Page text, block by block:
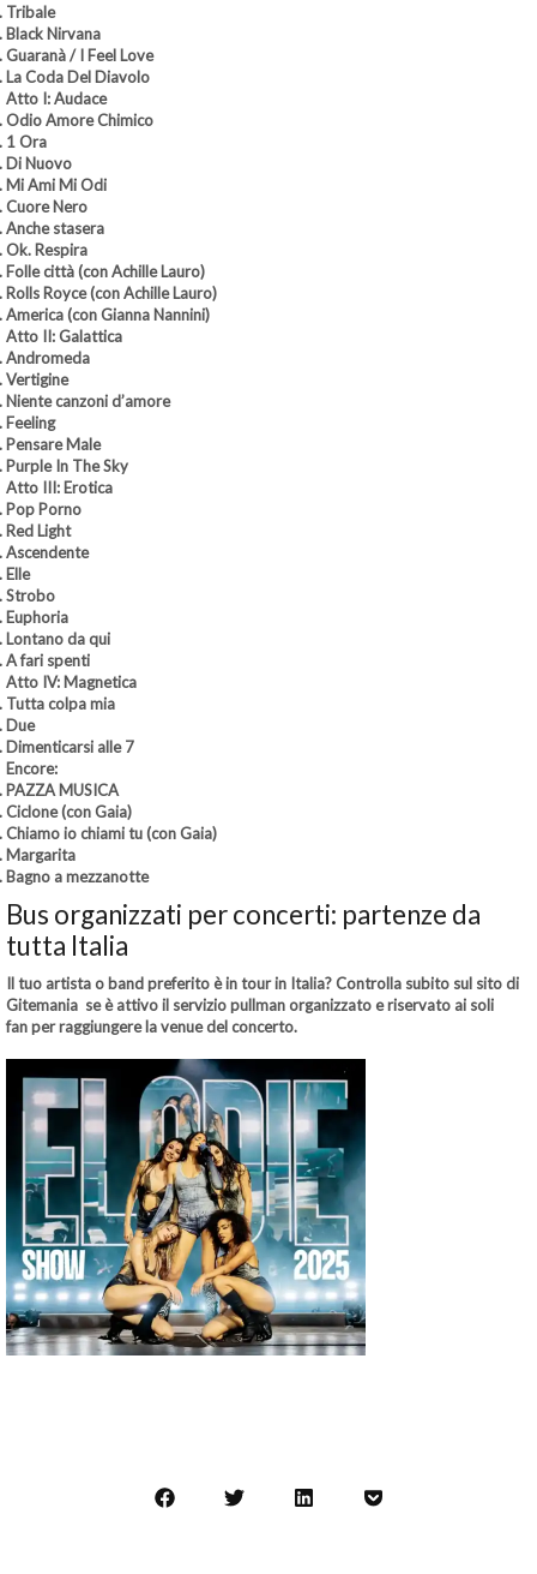
Tribale
Black Nirvana
Guaranà / I Feel Love
La Coda Del Diavolo
Atto I: Audace
Odio Amore Chimico
1 Ora
Di Nuovo
Mi Ami Mi Odi
Cuore Nero
Anche stasera
Ok. Respira
Folle città (con Achille Lauro)
Rolls Royce (con Achille Lauro)
America (con Gianna Nannini)
Atto II: Galattica
Andromeda
Vertigine
Niente canzoni d’amore
Feeling
Pensare Male
Purple In The Sky
Atto III: Erotica
Pop Porno
Red Light
Ascendente
Elle
Strobo
Euphoria
Lontano da qui
A fari spenti
Atto IV: Magnetica
Tutta colpa mia
Due
Dimenticarsi alle 7
Encore:
PAZZA MUSICA
Ciclone (con Gaia)
Chiamo io chiami tu (con Gaia)
Margarita
Bagno a mezzanotte
Bus organizzati per concerti: partenze da
tutta Italia
Il tuo artista o band preferito è in tour in Italia?Controlla subito sul sito di
Gitemania se è attivo il servizio pullman organizzato e riservato ai soli
fanper raggiungere la venue del concerto.